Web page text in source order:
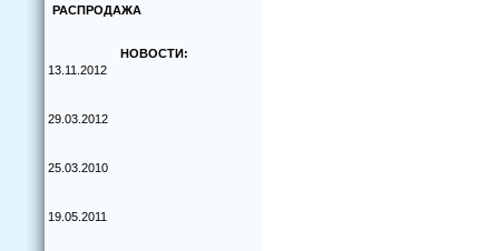
РАСПРОДАЖА
НОВОСТИ:
13.11.2012
29.03.2012
25.03.2010
19.05.2011